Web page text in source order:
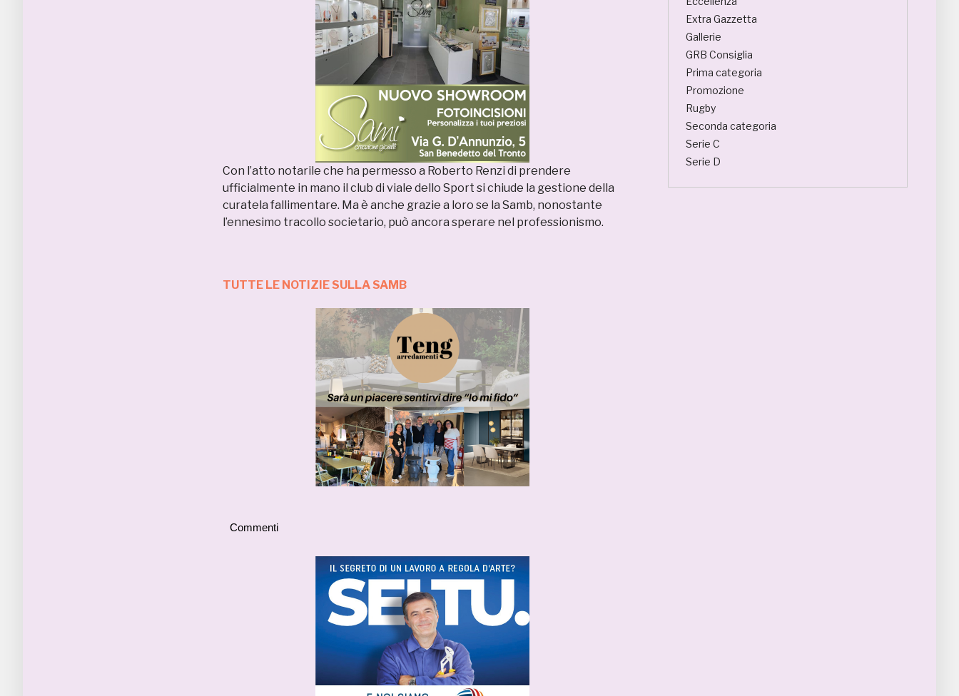
Con l’atto notarile che ha permesso a Roberto Renzi di prendere
ufficialmente in mano il club di viale dello Sport si chiude la gestione della
curatela fallimentare. Ma è anche grazie a loro se la Samb, nonostante
l’ennesimo tracollo societario, può ancora sperare nel professionismo.
TUTTE LE NOTIZIE SULLA SAMB
Commenti
Extra Gazzetta
Gallerie
GRB Consiglia
Prima categoria
Promozione
Rugby
Seconda categoria
Serie C
Serie D